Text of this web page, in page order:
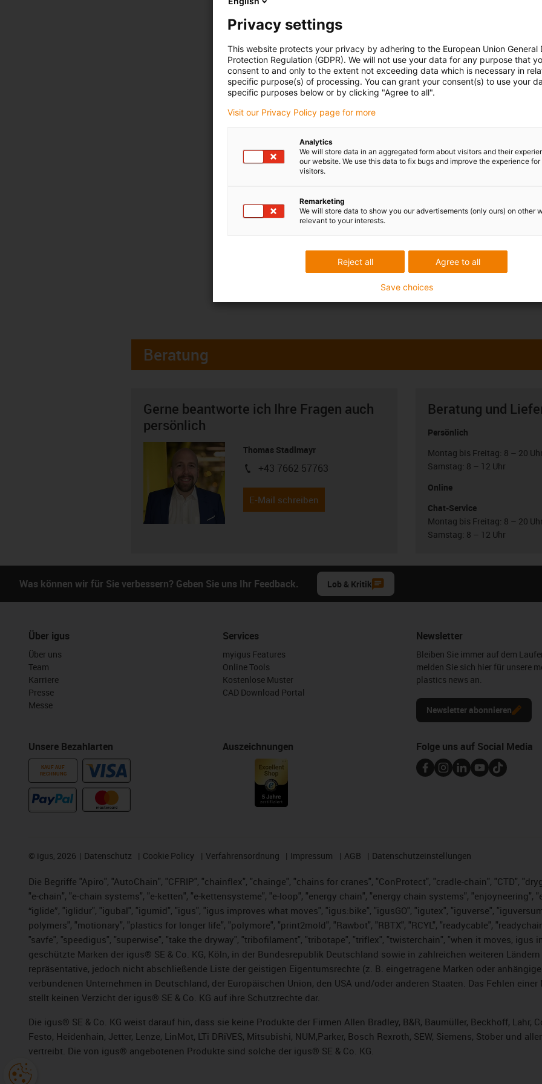
Beratung
Gerne beantworte ich Ihre Fragen auch
persönlich
Thomas Stadlmayr
igus-icon-phone
+43 7662 57763
E-Mail schreiben
Beratung und
Persönlich
Montag bis Freitag: 8 – 20 Uhr
Samstag: 8 – 12 Uhr
Online
Chat-Service
Montag bis Freitag: 8 – 20 Uhr
Samstag: 8 – 12 Uhr
Was können wir für Sie verbessern? Geben Sie uns Ihr Feedback. Lob & Kritik
Über igus
Über uns
Team
Karriere
Presse
Messe
Unsere Bezahlarten
KAUF AUF
RECHNUNG
Services
myigus Features
Online Tools
Kostenlose Muster
CAD Download Portal
Auszeichnungen
Newsletter
Bleiben Sie immer auf dem
melden Sie sich hier für unsere
plastics news an.
Newsletter abonnieren
Folge uns auf Social Media
© igus, 2026 Datenschutz Cookie Policy Verfahrensordnung Impressum AGB Datenschutzeinstellungen
Die Begriffe "Apiro", "AutoChain", "CFRIP", "chainflex", "chainge", "chains for cranes", "ConProtect", "cradle-chain", "CTD",
"e-chain", "e-chain systems", "e-ketten", "e-kettensysteme", "e-loop", "energy chain", "energy chain systems", "enjoyneering",
“iglide”, "iglidur", "igubal", "igumid", "igus", "igus improves what moves", "igus:bike", "igusGO", "igutex", "iguverse",
polymers", "motionary", "plastics for longer life", "polymore", "print2mold", "Rawbot", "RBTX", "RCYL", "readycable",
"savfe", "speedigus", "superwise", "take the dryway", "tribofilament", "tribotape", "triflex", "twisterchain", "when it moves,
geschützte Marken der igus® SE & Co. KG, Köln, in der Bundesrepublik Deutschland sowie in zahlreichen weiteren
repräsentative, jedoch nicht abschließende Liste der geistigen Eigentumsrechte (z. B. eingetragene Marken oder
verbundenen Unternehmen in Deutschland, der Europäischen Union, den USA und/oder anderen Staaten. Das Fehlen
stellt keinen Verzicht der igus® SE & Co. KG auf ihre Schutzrechte dar.
Die igus® SE & Co. KG weist darauf hin, dass sie keine Produkte der Firmen Allen Bradley, B&R, Baumüller, Beckhoff, Lahr,
Festo, Heidenhain, Jetter, Lenze, LinMot, LTi DRiVES, Mitsubishi, NUM,Parker, Bosch Rexroth, SEW, Siemens, Stöber und
vertreibt. Die von igus® angebotenen Produkte sind solche der igus® SE & Co. KG.
Privacy settings
This website protects your privacy by adhering to the European Union General
Protection Regulation (GDPR). We will not use your data for any purpose that
consent to and only to the extent not exceeding data which is necessary in
specific purpose(s) of processing. You can grant your consent(s) to use your
specific purposes below or by clicking "Agree to all".
Visit our Privacy Policy page for more
Analytics
We will store data in an aggregated form about visitors and their
our website. We use this data to fix bugs and improve the experience for
visitors.
Remarketing
We will store data to show you our advertisements (only ours) on other
relevant to your interests.
Agree to all
Reject all
Save choices